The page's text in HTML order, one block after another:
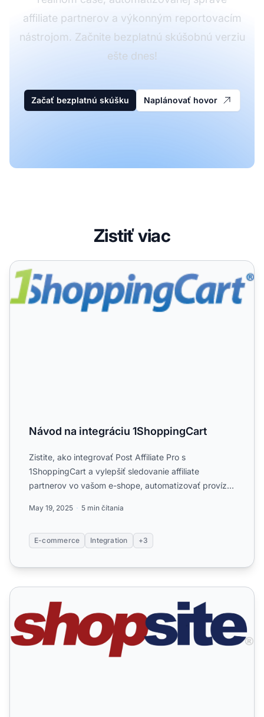
affiliate partnerov a výkonným reportovacím
nástrojom. Začnite bezplatnú skúšobnú verziu
ešte dnes!
Začať bezplatnú skúšku Naplánovať hovor
Zistiť viac
Návod na integráciu 1ShoppingCart
Návod na integráciu 1ShoppingCart
Zistite, ako integrovať Post Affiliate Pro s
1ShoppingCart a vylepšiť sledovanie affiliate
partnerov vo vašom e-shope, automatizovať provízie
May 19, 2025 5 min čítania
E-commerce Integration +3
ShopSite